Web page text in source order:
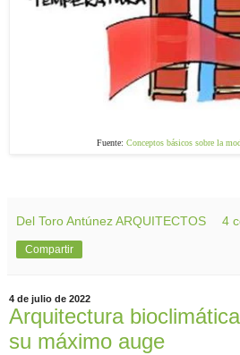
Fuente: Conceptos básicos sobre la
Del Toro Antúnez ARQUITECTOS 4
Compartir
4 de julio de 2022
Arquitectura
su máximo auge